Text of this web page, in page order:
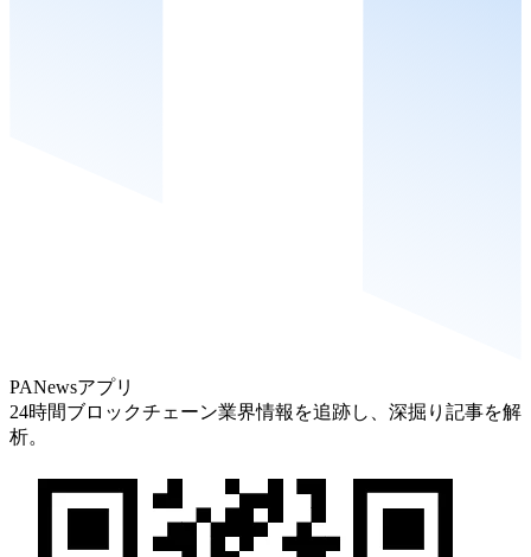
PANewsアプリ
24時間ブロックチェーン業界情報を追跡し、深掘り記事を解
析。